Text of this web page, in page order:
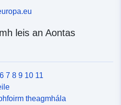
leis an Aontas
7 8 9 10 11
theagmhála